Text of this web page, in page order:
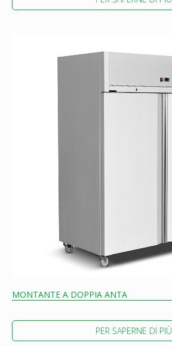
MONTANTE A DOPPIA ANTA
PER SAPERNE DI PIÙ